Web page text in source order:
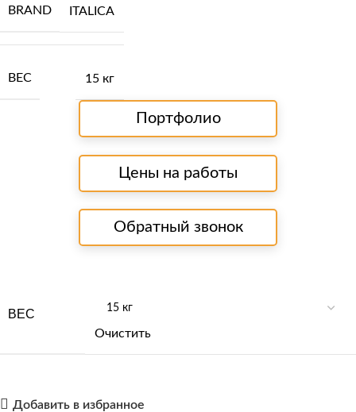
BRAND ITALICA
ВЕС 15 кг
Портфолио
Цены на работы
Обратный звонок
ВЕС
Очистить
Добавить в избранное